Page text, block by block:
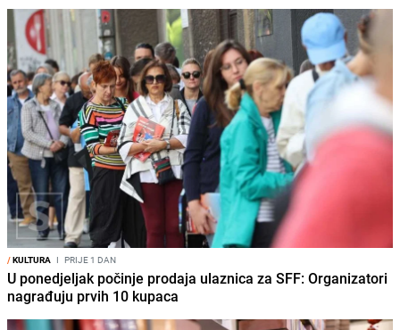
/KULTURA I PRIJE 1 DAN
U ponedjeljak počinje prodaja ulaznica za SFF: Organizatori
nagrađuju prvih 10 kupaca